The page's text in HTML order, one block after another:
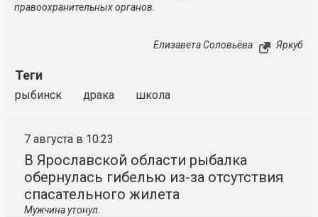
правоохранительных органов.
Елизавета Соловьёва Яркуб
Теги
рыбинск драка школа
7 августа в 10:23
В Ярославской области рыбалка
обернулась гибелью из-за отсутствия
спасательного жилета
Мужчина утонул.